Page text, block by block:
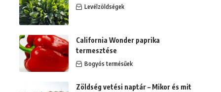
Levélzöldségek
California Wonder paprika
termesztése
Bogyós termésűek
Zöldség vetési naptár – Mikor és mit